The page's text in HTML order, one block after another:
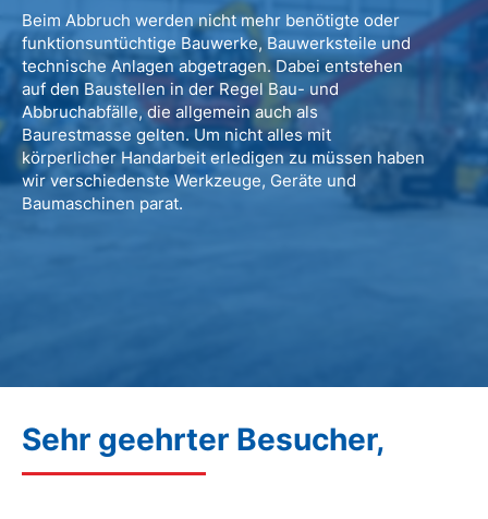
Beim Abbruch werden nicht mehr benötigte oder
funktionsuntüchtige Bauwerke, Bauwerksteile und
technische Anlagen abgetragen. Dabei entstehen
auf den Baustellen in der Regel Bau- und
Abbruchabfälle, die allgemein auch als
Baurestmasse gelten. Um nicht alles mit
körperlicher Handarbeit erledigen zu müssen haben
wir verschiedenste Werkzeuge, Geräte und
Baumaschinen parat.
Sehr geehrter Besucher,